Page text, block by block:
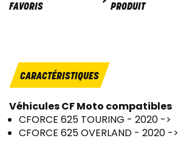
FAVORIS
PRODUIT
CARACTÉRISTIQUES
Véhicules CF Moto compatibles
CFORCE 625 TOURING - 2020 ->
CFORCE 625 OVERLAND - 2020 ->